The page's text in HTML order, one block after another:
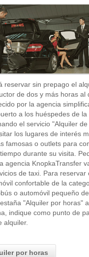
por horas
reservar sin prepago el
de dos y más horas al
por la agencia
a los huéspedes de
el servicio "Alquiler
los lugares de interés
famosas o outlets para
durante su visita.
agencia KnopkaTransfer
de taxi. Para reservar
confortable de la
o automóvil pequeño
"Alquiler por horas"
indique como punto de
alquiler.